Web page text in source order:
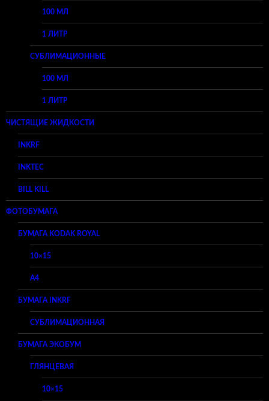
100 МЛ
1 ЛИТР
СУБЛИМАЦИОННЫЕ
100 МЛ
1 ЛИТР
ЧИСТЯЩИЕ ЖИДКОСТИ
INKRF
INKTEC
BILL KILL
ФОТОБУМАГА
БУМАГА KODAK ROYAL
10×15
A4
БУМАГА INKRF
СУБЛИМАЦИОННАЯ
БУМАГА ЭКОБУМ
ГЛЯНЦЕВАЯ
10×15